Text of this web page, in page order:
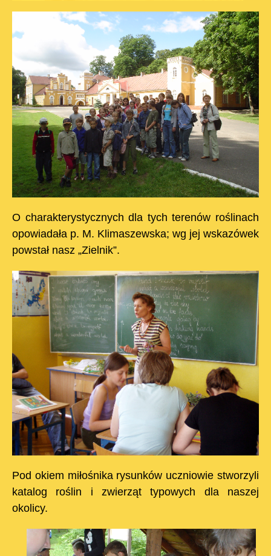
O charakterystycznych dla tych terenów roślinach
opowiadała p. M. Klimaszewska; wg jej wskazówek
powstał nasz „Zielnik”.
Pod okiem miłośnika rysunków uczniowie stworzyli
katalog roślin i zwierząt typowych dla naszej
okolicy.